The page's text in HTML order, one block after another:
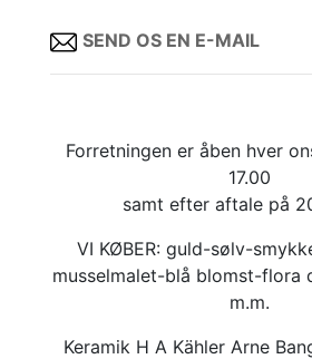
SEND OS EN E-MAIL
Forretningen er åben hver
17.00
samt efter aftale på
VI KØBER: guld-sølv-
musselmalet-blå blomst-flora
m.m.
Keramik H A Kähler Arne